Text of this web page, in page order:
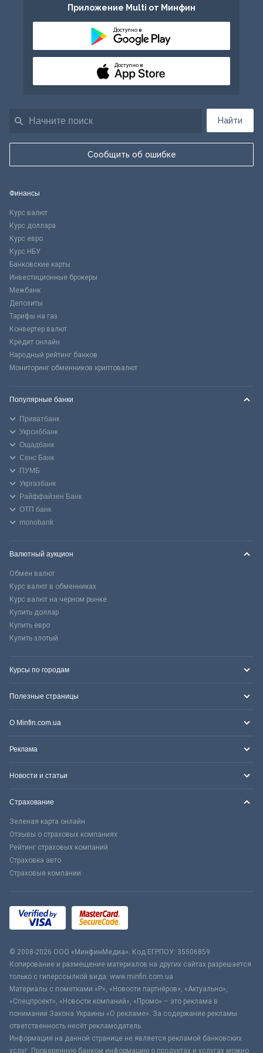
Найти
Сообщить об ошибке
Приложение Multi от Минфин
Доступно в
Доступно в
Финансы
Курс валют
Курс доллара
Курс евро
Курс НБУ
Банковские карты
Инвестиционные брокеры
Межбанк
Депозиты
Тарифы на газ
Конвертер валют
Кредит онлайн
Народный рейтинг банков
Мониторинг обменников криптовалют
Популярные банки
Приватбанк
Укрсиббанк
Ощадбанк
Сенс Банк
ПУМБ
Укргазбанк
Райффайзен Банк
ОТП банк
monobank
Валютный аукцион
Обмен валют
Курс валют в обменниках
Курс валют на черном рынке
Купить доллар
Купить евро
Купить злотый
Курсы по городам
Полезные страницы
О Minfin.com.ua
Реклама
Новости и статьи
Страхование
Зеленая карта онлайн
Отзывы о страховых компаниях
Рейтинг страховых компаний
Страховка авто
Страховые компании
© 2008-2026 ООО «МинфинМедиа». Код ЕГРПОУ: 35506859
Копирование и размещение материалов на других сайтах разрешается
только с гиперссылкой вида: www.minfin.com.ua
Материалы с пометками «Р», «Новости партнёров», «Актуально»,
«Спецпроект», «Новости компаний», «Промо» – это реклама в
понимании Закона Украины «О рекламе». За содержание рекламы
ответственность несёт рекламодатель.
Информация на данной странице не является рекламой банковских
услуг. Проверенную банком информацию о продуктах и услугах можно